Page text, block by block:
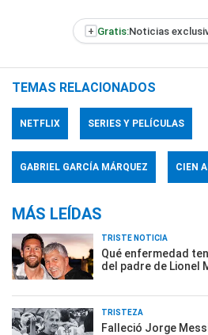
+ Gratis:Noticias
TEMAS RELACIONADOS
NETFLIX SERIES Y PELÍCULAS
GABRIEL GARCÍA MÁRQUEZ CIEN
MÁS LEÍDAS
TRISTE NOTICIA
Qué enfermedad
del padre de Lionel
TRISTEZA
Falleció Jorge